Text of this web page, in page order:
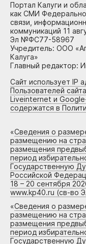
Портал Калуги и
как СМИ
связи,
коммуникаций 11
Эл №ФС77-58967
Учредитель: ООО
Калуга»
Главный редактор:
Сайт использует IP
Пользователей
Liveinternet и
содержатся в
«Сведения о
размещению на
размещения
период
Государственную
Российской
18 – 20 сентября
www.kp40.ru (св-во
«Сведения о
размещению на
размещения
период
Государственную